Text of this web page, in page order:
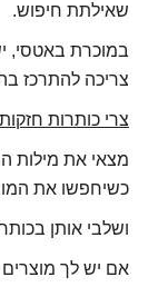
שאילתת חיפוש.
במוכרת באטסי,
צריכה להתרכז
צרי כותרות חזקות
מצאי את מילות
כשיחפשו את
ושלבי אותן
אם יש לך מוצרים